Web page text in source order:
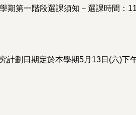
期第一階段選課須知－選課時間：
計劃日期定於本學期5月13日(六)下